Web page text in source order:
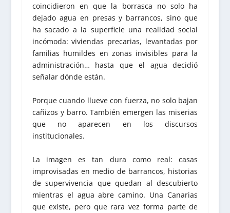
coincidieron en que la borrasca no solo ha
dejado agua en presas y barrancos, sino que
ha sacado a la superficie una realidad social
incómoda: viviendas precarias, levantadas por
familias humildes en zonas invisibles para la
administración… hasta que el agua decidió
señalar dónde están.
Porque cuando llueve con fuerza, no solo bajan
cañizos y barro. También emergen las miserias
que no aparecen en los discursos
institucionales.
La imagen es tan dura como real: casas
improvisadas en medio de barrancos, historias
de supervivencia que quedan al descubierto
mientras el agua abre camino. Una Canarias
que existe, pero que rara vez forma parte de